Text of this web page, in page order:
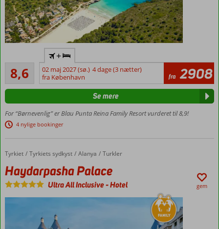
familiehotel
Smuk
udsigt
Splashpark med
vandrutsjebaner
Rummelige
værelser/lejligheder
Mulighed
for All
Inclusive
8,6Alletiders
184
anmeldelser
+
02 maj 2027 (sø.) 4 dage (3 nætter)
fra København
fra 2908
For “Børnevenlig” er Blau Punta Reina Family Resort vurderet til 8,9!
4 nylige bookinger
Se mere
Forside
Tyrkiet Tyrkiets sydkyst Alanya Turkler
Haydarpasha Palace
Haydarpasha Palace
Ultra All Inclusive-Hotel gem